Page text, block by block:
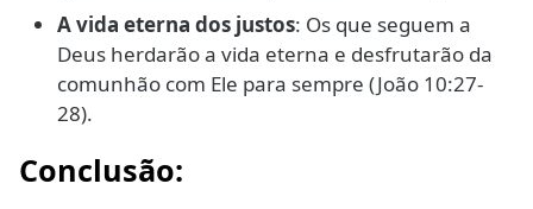
A vida eterna dos justos: Os que seguem a
Deus herdarão a vida eterna e desfrutarão da
comunhão com Ele para sempre (João 10:27-
28).
Conclusão: